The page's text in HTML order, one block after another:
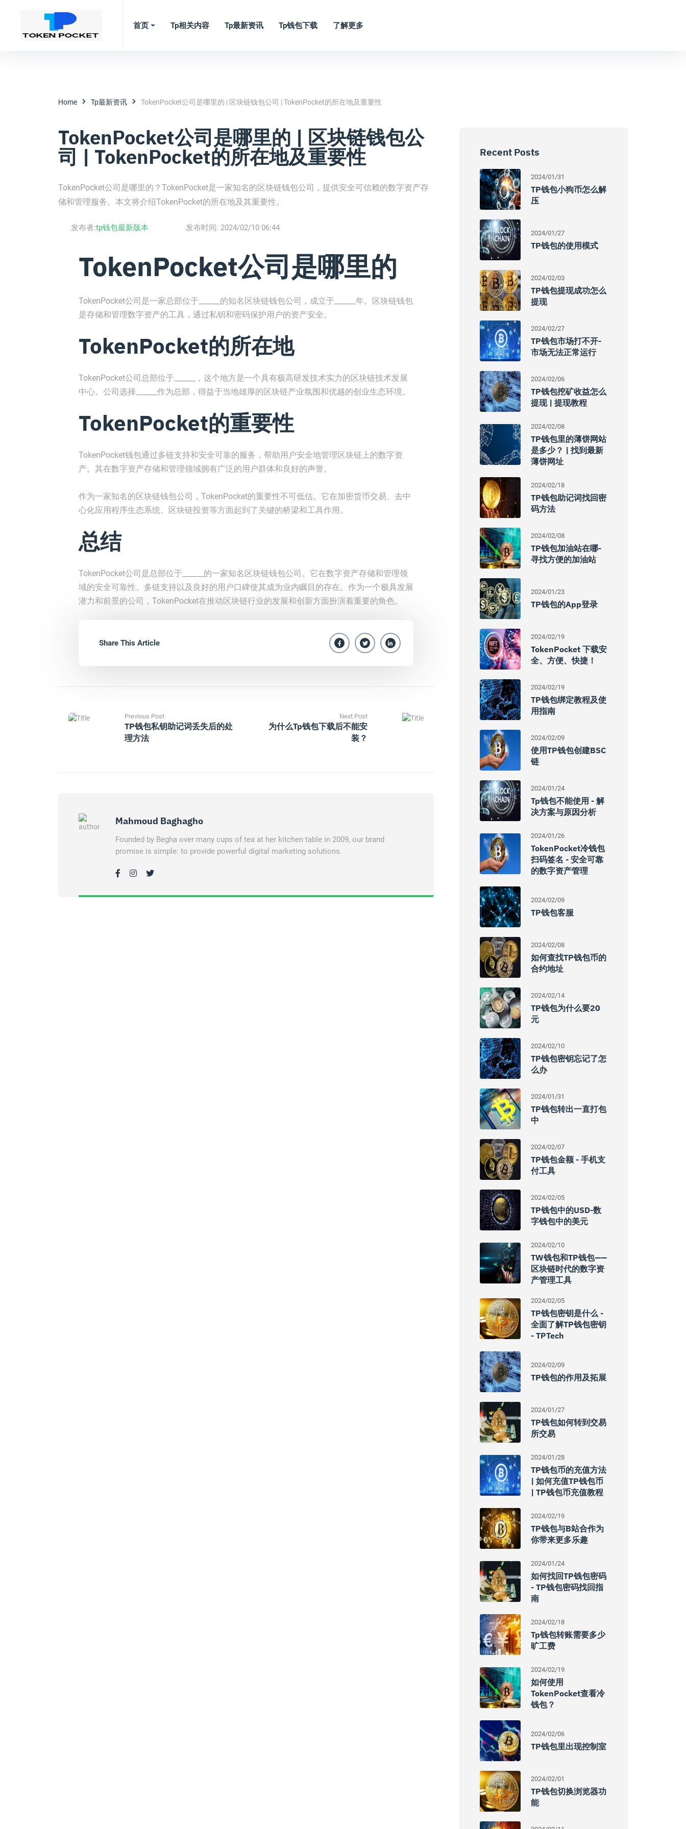
首页 Tp相关内容 Tp最新资讯 Tp钱包下载 了解更多
Home Tp最新资讯 TokenPocket公司是哪里的 | 区块链钱包公司 | TokenPocket的所在地及重要性
TokenPocket公司是哪里的 | 区块链钱包公
司 | TokenPocket的所在地及重要性
TokenPocket公司是哪里的？TokenPocket是一家知名的区块链钱包公司，提供安全可信赖的数字资产存
储和管理服务。本文将介绍TokenPocket的所在地及其重要性。
发布者:tp钱包最新版本 发布时间: 2024/02/10 06:44
TokenPocket公司是哪里的
TokenPocket公司是一家总部位于______的知名区块链钱包公司，成立于______年。区块链钱包
是存储和管理数字资产的工具，通过私钥和密码保护用户的资产安全。
TokenPocket的所在地
TokenPocket公司总部位于______，这个地方是一个具有极高研发技术实力的区块链技术发展
中心。公司选择______作为总部，得益于当地雄厚的区块链产业氛围和优越的创业生态环境。
TokenPocket的重要性
TokenPocket钱包通过多链支持和安全可靠的服务，帮助用户安全地管理区块链上的数字资
产。其在数字资产存储和管理领域拥有广泛的用户群体和良好的声誉。
作为一家知名的区块链钱包公司，TokenPocket的重要性不可低估。它在加密货币交易、去中
心化应用程序生态系统、区块链投资等方面起到了关键的桥梁和工具作用。
总结
TokenPocket公司是总部位于______的一家知名区块链钱包公司。它在数字资产存储和管理领
域的安全可靠性、多链支持以及良好的用户口碑使其成为业内瞩目的存在。作为一个极具发展
潜力和前景的公司，TokenPocket在推动区块链行业的发展和创新方面扮演着重要的角色。
Share This Article
Previous Post
TP钱包私钥助记词丢失后的处
理方法
Next Post
为什么tp钱包下载后不能安
装？
Mahmoud Baghagho
Founded by Begha over many cups of tea at her kitchen table in 2009, our brand
promise is simple: to provide powerful digital marketing solutions.
Recent Posts
2024/01/31
TP钱包小狗币怎么解
压
2024/01/27
TP钱包的使用模式
2024/02/03
TP钱包提现成功怎么
提现
2024/02/27
TP钱包市场打不开-
市场无法正常运行
2024/02/06
TP钱包挖矿收益怎么
提现 | 提现教程
2024/02/08
TP钱包里的薄饼网站
是多少？ | 找到最新
薄饼网址
2024/02/18
TP钱包助记词找回密
码方法
2024/02/08
TP钱包加油站在哪-
寻找方便的加油站
2024/01/23
TP钱包的App登录
2024/02/19
TokenPocket 下载安
全、方便、快捷！
2024/02/19
TP钱包绑定教程及使
用指南
2024/02/09
使用TP钱包创建BSC
链
2024/01/24
Tp钱包不能使用 - 解
决方案与原因分析
2024/01/26
TokenPocket冷钱包
扫码签名 - 安全可靠
的数字资产管理
2024/02/09
TP钱包客服
2024/02/08
如何查找TP钱包币的
合约地址
2024/02/14
TP钱包为什么要20
元
2024/02/10
TP钱包密钥忘记了怎
么办
2024/01/31
TP钱包转出一直打包
中
2024/02/07
TP钱包金额 - 手机支
付工具
2024/02/05
TP钱包中的USD-数
字钱包中的美元
2024/02/10
TW钱包和TP钱包——
区块链时代的数字资
产管理工具
2024/02/05
TP钱包密钥是什么 -
全面了解TP钱包密钥
- TPTech
2024/02/09
TP钱包的作用及拓展
2024/01/27
TP钱包如何转到交易
所交易
2024/01/28
TP钱包币的充值方法
| 如何充值TP钱包币
| TP钱包币充值教程
2024/02/19
TP钱包与B站合作为
你带来更多乐趣
2024/01/24
如何找回TP钱包密码
- TP钱包密码找回指
南
2024/02/18
Tp钱包转账需要多少
旷工费
2024/02/19
如何使用
TokenPocket查看冷
钱包？
2024/02/06
TP钱包里出现控制室
2024/02/01
TP钱包切换浏览器功
能